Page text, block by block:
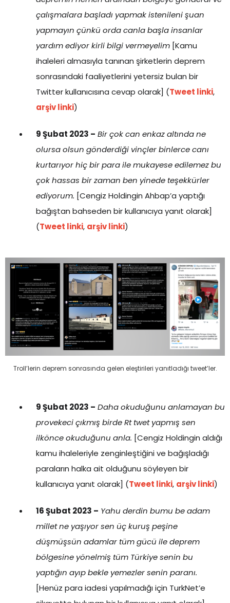
çalışmalara başladı yapmak istenileni şuan
yapmayın çünkü orda canla başla insanlar
yardım ediyor kirli bilgi vermeyelim [Kamu
ihaleleri almasıyla tanınan şirketlerin deprem
sonrasındaki faaliyetlerini yetersiz bulan bir
Twitter kullanıcısına cevap olarak] (Tweet linki,
arşiv linki)
9 Şubat 2023 – Bir çok can enkaz altında ne
olursa olsun gönderdiği vinçler binlerce canı
kurtarıyor hiç bir para ile mukayese edilemez bu
çok hassas bir zaman ben yinede teşekkürler
ediyorum. [Cengiz Holdingin Ahbap’a yaptığı
bağıştan bahseden bir kullanıcıya yanıt olarak]
(Tweet linki, arşiv linki)
Troll’lerin deprem sonrasında gelen eleştirileri yanıtladığı tweet’ler.
9 Şubat 2023 – Daha okuduğunu anlamayan bu
provekeci çıkmış birde Rt twet yapmış sen
ilkönce okuduğunu anla. [Cengiz Holdingin aldığı
kamu ihaleleriyle zenginleştiğini ve bağışladığı
paraların halka ait olduğunu söyleyen bir
kullanıcıya yanıt olarak] (Tweet linki, arşiv linki)
16 Şubat 2023 – Yahu derdin bumu be adam
millet ne yaşıyor sen üç kuruş peşine
düşmüşsün adamlar tüm gücü ile deprem
bölgesine yönelmiş tüm Türkiye senin bu
yaptığın ayıp bekle yemezler senin paranı.
[Henüz para iadesi yapılmadığı için TurkNet’e